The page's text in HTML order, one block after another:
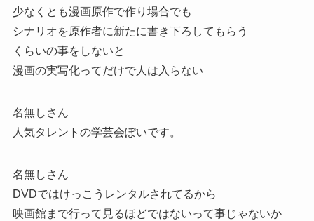
少なくとも漫画原作で作り場合でも
シナリオを原作者に新たに書き下ろしてもらう
くらいの事をしないと
漫画の実写化ってだけで人は入らない
名無しさん
人気タレントの学芸会ぽいです。
名無しさん
DVDではけっこうレンタルされてるから
映画館まで行って見るほどではないって事じゃないか